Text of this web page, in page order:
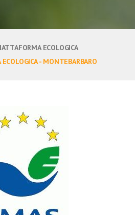
ECOLOGICA
- MONTEBARBARO